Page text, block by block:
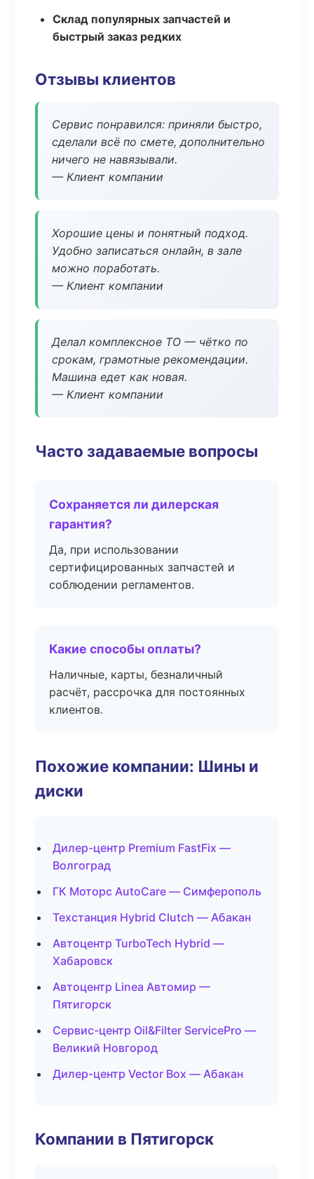
Склад популярных запчастей и
быстрый заказ редких
Отзывы клиентов
Сервис понравился: приняли быстро,
сделали всё по смете, дополнительно
ничего не навязывали.
— Клиент компании
Хорошие цены и понятный подход.
Удобно записаться онлайн, в зале
можно поработать.
— Клиент компании
Делал комплексное ТО — чётко по
срокам, грамотные рекомендации.
Машина едет как новая.
— Клиент компании
Часто задаваемые вопросы
Сохраняется ли дилерская
гарантия?
Да, при использовании
сертифицированных запчастей и
соблюдении регламентов.
Какие способы оплаты?
Наличные, карты, безналичный
расчёт, рассрочка для постоянных
клиентов.
Похожие компании: Шины и
диски
Дилер-центр Premium FastFix —
Волгоград
ГК Моторс AutoCare — Симферополь
Техстанция Hybrid Clutch — Абакан
Автоцентр TurboTech Hybrid —
Хабаровск
Автоцентр Linea Автомир —
Пятигорск
Сервис-центр Oil&Filter ServicePro —
Великий Новгород
Дилер-центр Vector Box — Абакан
Компании в Пятигорск